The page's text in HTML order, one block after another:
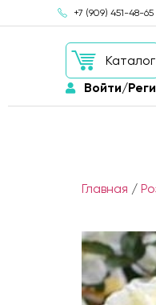
+7 (909) 451-48-65
Каталог
Войти/
Главная /